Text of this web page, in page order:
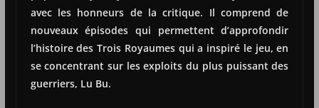
avec les honneurs de la critique. Il comprend de
nouveaux épisodes qui permettent d’approfondir
l’histoire des Trois Royaumes qui a inspiré le jeu, en
se concentrant sur les exploits du plus puissant des
guerriers, Lu Bu.